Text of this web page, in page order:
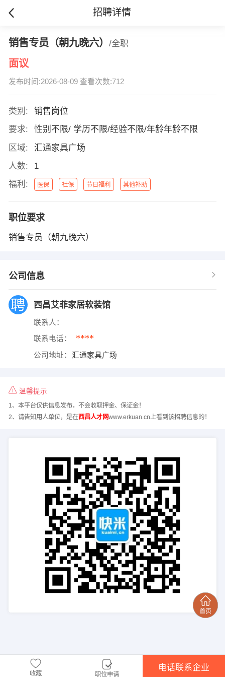
招聘详情
销售专员（朝九晚六） /全职
面议
发布时间:2026-08-09 查看次数:712
类别:
销售岗位
要求:
性别不限/ 学历不限/经验不限/年龄年龄不限
区域:
汇通家具广场
人数:
1
福利:
医保 社保 节日福利 其他补助
职位要求
销售专员（朝九晚六）
公司信息
西昌艾菲家居软装馆
联系人：
联系电话： ****
公司地址： 汇通家具广场
温馨提示
1、本平台仅供信息发布，不会收取押金、保证金！
2、请告知用人单位，是在西昌人才网www.erkuan.cn上看到该招聘信息的！
收藏 职位申请
电话联系企业